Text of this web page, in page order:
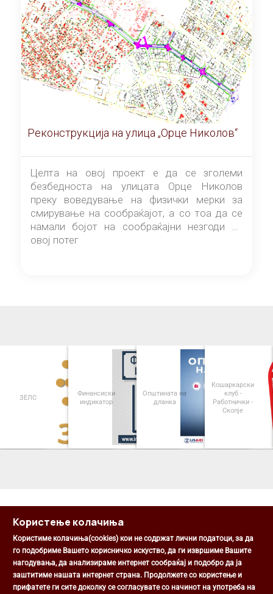
Реконструкција на улица „Орце Николов“
Целта на овој проект е да се зголеми
безбедноста на улицата Орце Николов
преку воведување на физички мерки за
смирување на сообраќајот, а со тоа да се
намали бојот на сообраќајни незгоди на
овој потег
ЗЕЛС
Финансиски
индикатор
Општината на
дланка
Кошаркарски
клуб -
Работнички -
Скопје
Општина Центар
Михаил Цоков бр. 1, Скопје
Користење колачиња
Користиме колачиња(cookies) кои не содржат лични податоци, за да
го подобриме Вашето корисничко искуство, да ги извршиме Вашите
нагодувања, да анализираме интернет сообраќај и подобро да ја
заштитиме нашата интернет страна. Продолжете со користење и
прифатете ги сите доколку се согласувате со начинот на употреба на